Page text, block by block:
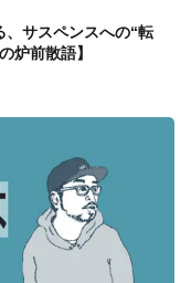
サスペンスへの“転
炉前散語】